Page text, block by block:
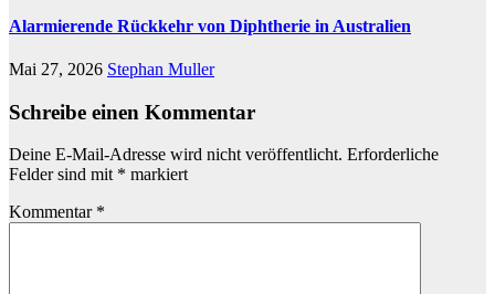
Alarmierende Rückkehr von Diphtherie in Australien
Mai 27, 2026 Stephan Muller
Schreibe einen Kommentar
Deine E-Mail-Adresse wird nicht veröffentlicht. Erforderliche
Felder sind mit * markiert
Kommentar *